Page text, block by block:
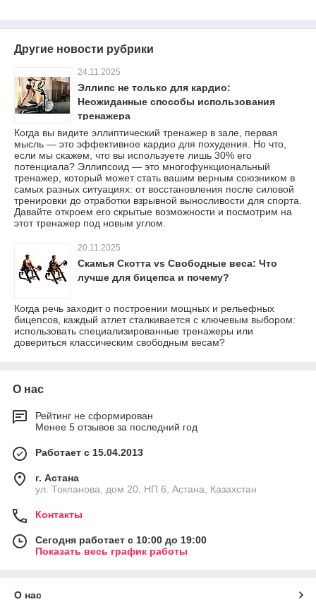
Другие новости рубрики
24.11.2025
Эллипс не только для кардио:
Неожиданные способы использования
тренажера
Когда вы видите эллиптический тренажер в зале, первая
мысль — это эффективное кардио для похудения. Но что,
если мы скажем, что вы используете лишь 30% его
потенциала? Эллипсоид — это многофункциональный
тренажер, который может стать вашим верным союзником в
самых разных ситуациях: от восстановления после силовой
тренировки до отработки взрывной выносливости для спорта.
Давайте откроем его скрытые возможности и посмотрим на
этот тренажер под новым углом.
20.11.2025
Скамья Скотта vs Свободные веса: Что
лучше для бицепса и почему?
Когда речь заходит о построении мощных и рельефных
бицепсов, каждый атлет сталкивается с ключевым выбором:
использовать специализированные тренажеры или
довериться классическим свободным весам?
О нас
Рейтинг не сформирован
Менее 5 отзывов за последний год
Работает с 15.04.2013
г. Астана
ул. Токпанова, дом 20, НП 6, Астана, Казахстан
Контакты
Сегодня работает с 10:00 до 19:00
Показать весь график работы
О нас